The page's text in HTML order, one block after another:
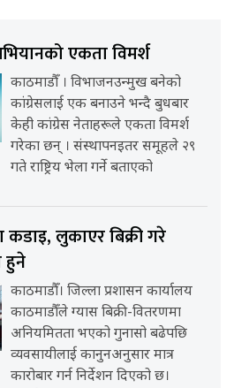
एकता विमर्श
काठमाडौँ । विभाजनउन्मुख बनेको
कांग्रेसलाई एक बनाउने भन्दै बुधबार
केही कांग्रेस नेताहरूले एकता विमर्श
गरेका छन् । संस्थापनइतर समूहले २९
गते राष्ट्रिय भेला गर्ने बताएको
कडाइ, लुकाएर बिक्री गरे
हुने
काठमाडौँ। जिल्ला प्रशासन कार्यालय
काठमाडौँले ग्यास बिक्री-वितरणमा
अनियमितता भएको गुनासो बढेपछि
व्यवसायीलाई कानुनअनुसार मात्र
कारोबार गर्न निर्देशन दिएको छ।